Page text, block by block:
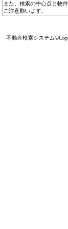
また、検索の中心点と物
ご注意願います。
不動産検索システム